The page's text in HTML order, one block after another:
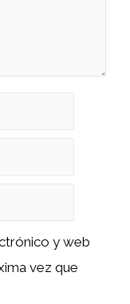
y web
vez que